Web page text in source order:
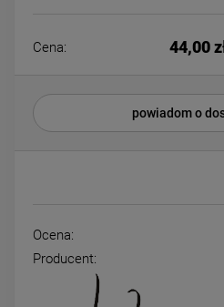
Cena: 44,00
powiadom o
Ocena:
Producent: